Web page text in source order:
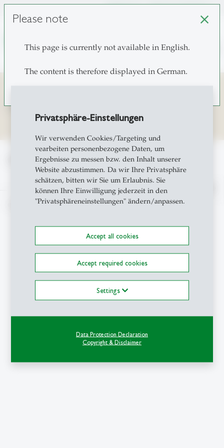
Privatsphäre-Einstellungen
Wir verwenden Cookies/Targeting und
vearbeiten personenbezogene Daten, um
Ergebnisse zu messen bzw. den Inhalt unserer
Website abzustimmen. Da wir Ihre Privatsphäre
schätzen, bitten wir Sie um Erlaubnis. Sie
können Ihre Einwilligung jederzeit in den
"Privatsphäreneinstellungen" ändern/anpassen.
Accept all cookies
Accept required cookies
Settings
Data Protection Declaration
Copyright & Disclaimer
Please note close
This page is currently not available in English.
The content is therefore displayed in German.
unisg.ch Choose institutes
search
Privatsphäreneinstellung
Privatsphäreneinstellung
© Copyright 2026 University of St.Gallen, Switzerland
Privatsphäreneinstellung